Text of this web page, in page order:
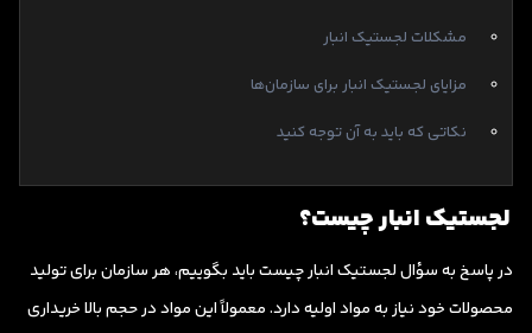
مشکلات لجستیک انبار
مزایای لجستیک انبار برای سازمان‌ها
نکاتی که باید به آن توجه کنید
لجستیک انبار چیست؟
در پاسخ به سؤال لجستیک انبار چیست باید بگوییم، هر سازمان برای تولید
محصولات خود نیاز به مواد اولیه دارد. معمولاً این مواد در حجم بالا خریداری